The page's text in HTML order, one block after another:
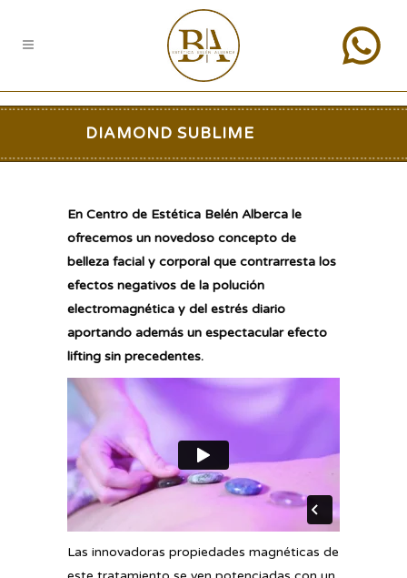
DIAMOND SUBLIME
En Centro de Estética Belén Alberca le
ofrecemos un novedoso concepto de
belleza facial y corporal que contrarresta los
efectos negativos de la polución
electromagnética y del estrés diario
aportando además un espectacular efecto
lifting sin precedentes.
Las innovadoras propiedades magnéticas de